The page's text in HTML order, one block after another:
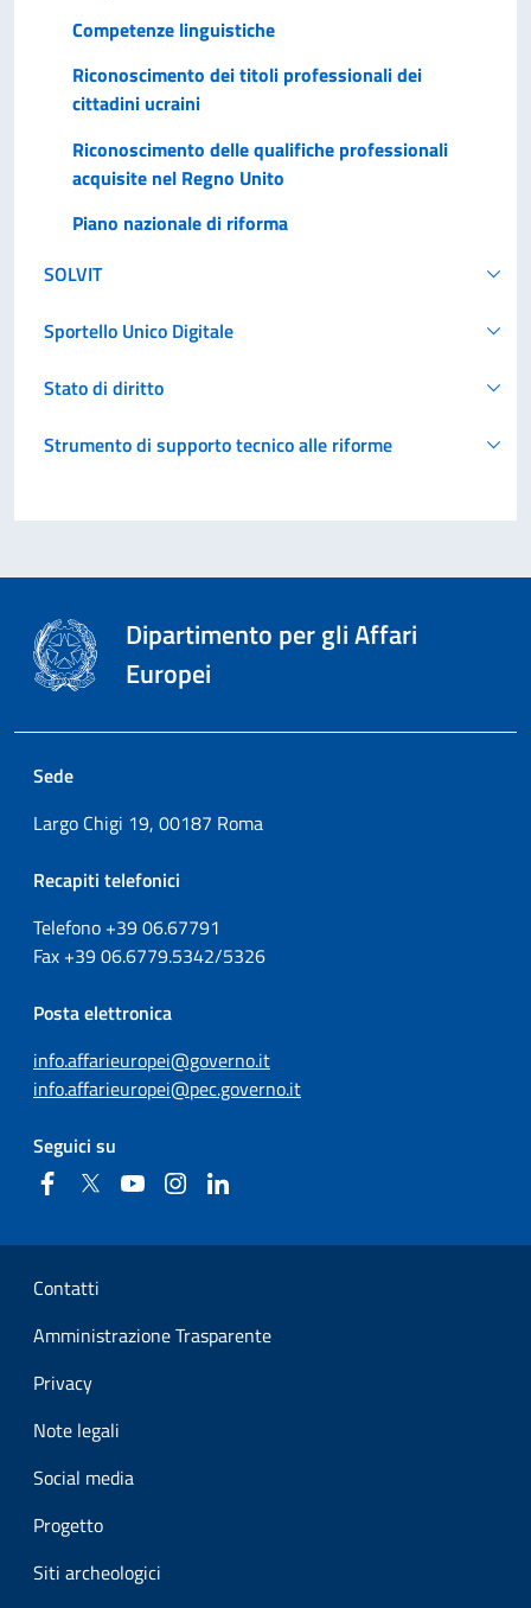
Competenze linguistiche
Riconoscimento dei titoli professionali dei
cittadini ucraini
Riconoscimento delle qualifiche professionali
acquisite nel Regno Unito
Piano nazionale di riforma
SOLVIT
Sportello Unico Digitale
Stato di diritto
Strumento di supporto tecnico alle riforme
Dipartimento per gli Affari
Europei
Sede
Largo Chigi 19, 00187 Roma
Recapiti telefonici
Telefono +3906.67791
Fax +3906.6779.5342/5326
Posta elettronica
info.affarieuropei@governo.it
info.affarieuropei@pec.governo.it
Seguici su
FacebookTwitter YouTubeInstagram
Sezione Link Utili
Contatti
Amministrazione Trasparente
Privacy
Note legali
Social media
Progetto
Siti archeologici